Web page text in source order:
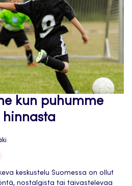
kun puhumme
keskustelu Suomessa on ollut
nostalgista tai taivastelevaa